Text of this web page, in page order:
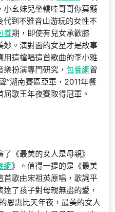
小幺妹兒坐轎哇哥哥你莫簸
到不雅音山游玩的女性不
養期，即使有兒女承歡膝
妙。演對面的女星才是故事
用這檔唱這首歌曲的李小雅
樂扮演專門研究， 包養網 曾
”湖南賽區亞軍，2011年餐
歌王年夜賽取得冠軍。
《最美的女人是母親》
網》。值得一提的是《最美
首歌由宋祖英原唱，歌詞平
了孩子對母親無盡的愛，
恩惠比天年夜，最美的女人